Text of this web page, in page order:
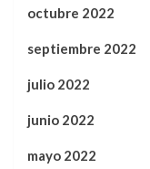
octubre 2022
septiembre 2022
julio 2022
junio 2022
mayo 2022